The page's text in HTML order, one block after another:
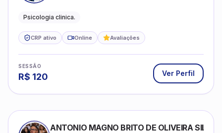
Psicologia clinica.
CRP ativo Online Avaliações
SESSÃO
R$ 120 Ver Perfil
ANTONIO MAGNO BRITO DE OLIVEIRA SILVA